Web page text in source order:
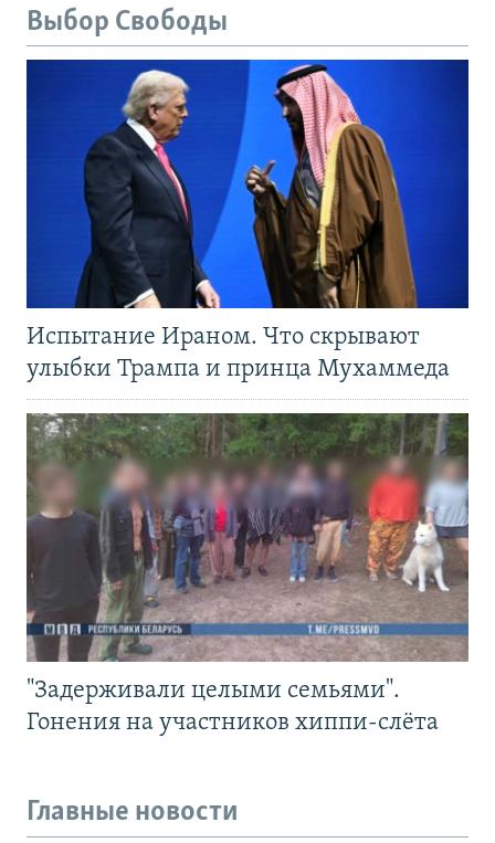
Выбор Свободы
Испытание Ираном. Что скрывают
улыбки Трампа и принца Мухаммеда
"Задерживали целыми семьями".
Гонения на участников хиппи-слёта
Главные новости